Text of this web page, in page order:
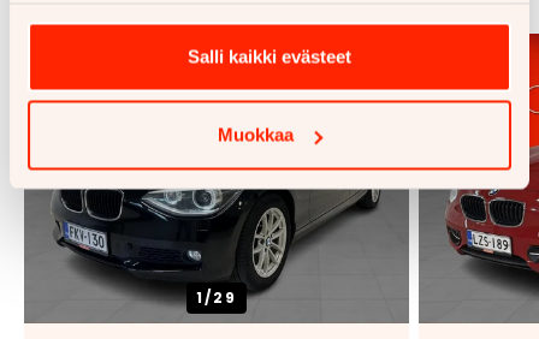
Salli kaikki evästeet
Muokkaa
1/29